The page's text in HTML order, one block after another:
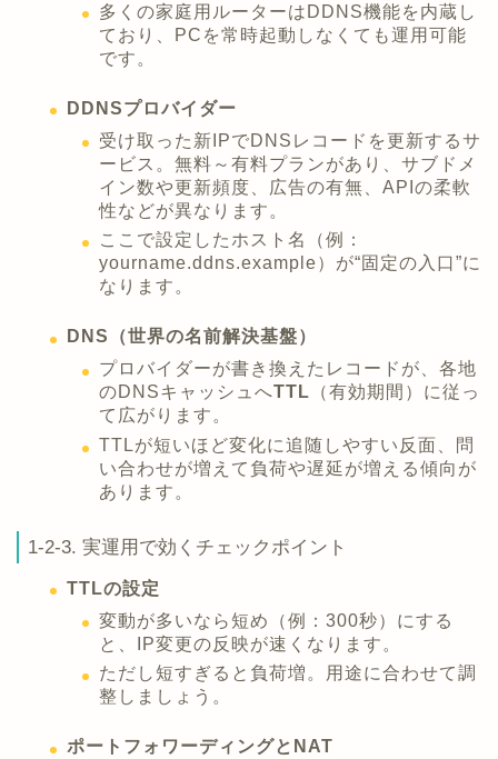
多くの家庭用ルーターはDDNS機能を内蔵し
ており、PCを常時起動しなくても運用可能
です。
DDNSプロバイダー
受け取った新IPでDNSレコードを更新するサ
ービス。無料～有料プランがあり、サブドメ
イン数や更新頻度、広告の有無、APIの柔軟
性などが異なります。
ここで設定したホスト名（例：
yourname.ddns.example）が“固定の入口”に
なります。
DNS（世界の名前解決基盤）
プロバイダーが書き換えたレコードが、各地
のDNSキャッシュへTTL （有効期間）に従っ
て広がります。
TTLが短いほど変化に追随しやすい反面、問
い合わせが増えて負荷や遅延が増える傾向が
あります。
1-2-3. 実運用で効くチェックポイント
TTLの設定
変動が多いなら短め（例：300秒）にする
と、IP変更の反映が速くなります。
ただし短すぎると負荷増。用途に合わせて調
整しましょう。
ポートフォワーディングとNAT